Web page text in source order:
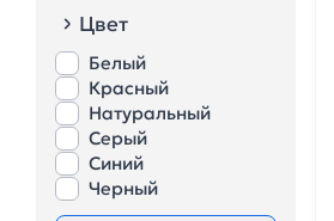
Цвет
Белый
Красный
Натуральный
Серый
Синий
Черный